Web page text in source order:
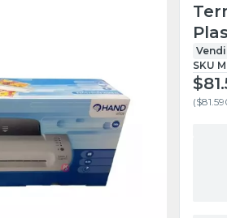
SKU
(